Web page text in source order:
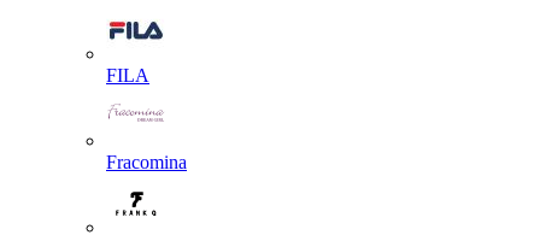
FILA
Fracomina